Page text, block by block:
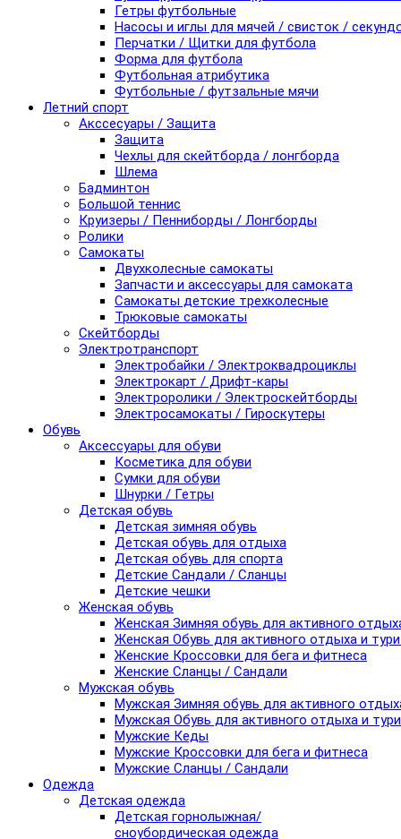
Гетры футбольные
Насосы и иглы для мячей / свисток /
Перчатки / Щитки для футбола
Форма для футбола
Футбольная атрибутика
Футбольные / футзальные мячи
Летний спорт
Акссесуары / Защита
Защита
Чехлы для скейтборда / лонгборда
Шлема
Бадминтон
Большой теннис
Круизеры / Пенниборды / Лонгборды
Ролики
Самокаты
Двухколесные самокаты
Запчасти и аксессуары для самоката
Самокаты детские трехколесные
Трюковые самокаты
Скейтборды
Электротранспорт
Электробайки / Электроквадроциклы
Электрокарт / Дрифт-кары
Электроролики / Электроскейтборды
Электросамокаты / Гироскутеры
Обувь
Аксессуары для обуви
Косметика для обуви
Сумки для обуви
Шнурки / Гетры
Детская обувь
Детская зимняя обувь
Детская обувь для отдыха
Детская обувь для спорта
Детские Сандали / Сланцы
Детские чешки
Женская обувь
Женская Зимняя обувь для активного
Женская Обувь для активного отдыха и
Женские Кроссовки для бега и фитнеса
Женские Сланцы / Сандали
Мужская обувь
Мужская Зимняя обувь для активного
Мужская Обувь для активного отдыха и
Мужские Кеды
Мужские Кроссовки для бега и фитнеса
Мужские Сланцы / Сандали
Одежда
Детская одежда
Детская горнолыжная/
сноубордическая одежда